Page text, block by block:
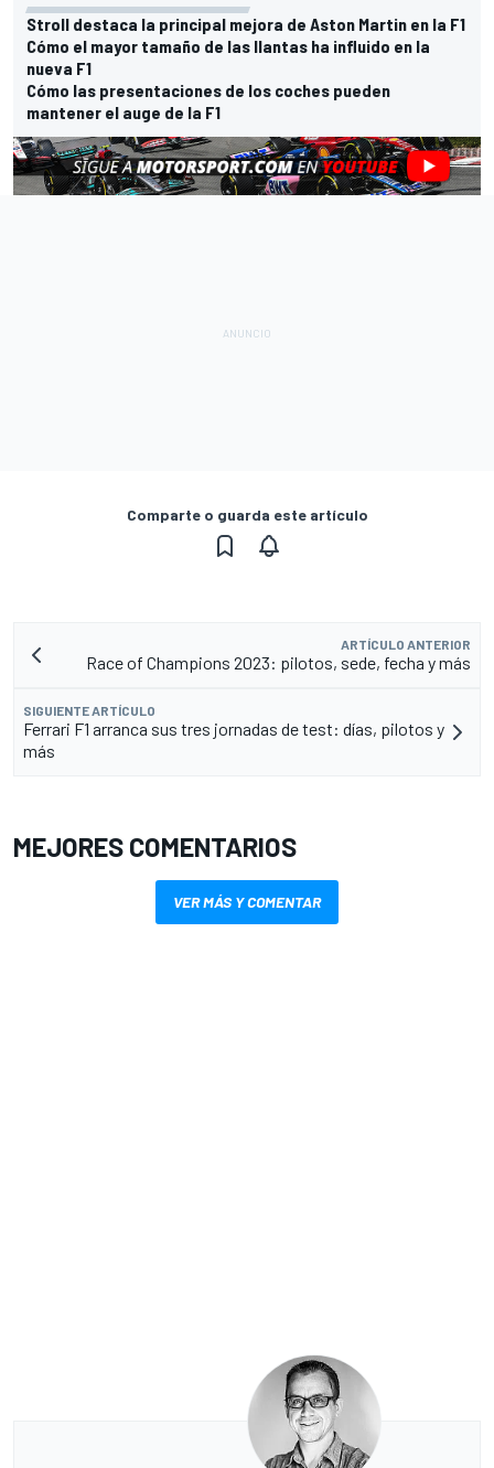
Stroll destaca la principal mejora de Aston Martin en la F1
Cómo el mayor tamaño de las llantas ha influido en la
nueva F1
Cómo las presentaciones de los coches pueden
mantener el auge de la F1
Comparte o guarda este artículo
ARTÍCULO ANTERIOR
Race of Champions 2023: pilotos, sede, fecha y más
SIGUIENTE ARTÍCULO
Ferrari F1 arranca sus tres jornadas de test: días, pilotos y
más
MEJORES COMENTARIOS
VER MÁS Y COMENTAR